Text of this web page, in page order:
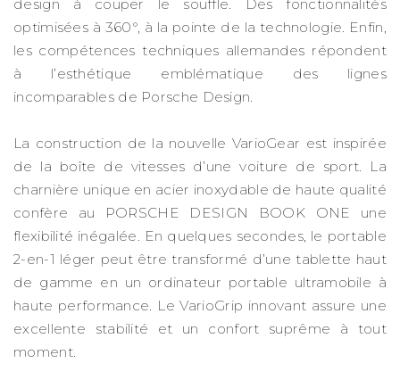
design à couper le souffle. Des fonctionnalités
optimisées à 360°, à la pointe de la technologie. Enfin,
les compétences techniques allemandes répondent
à l’esthétique emblématique des lignes
incomparables de Porsche Design.
La construction de la nouvelle VarioGear est inspirée
de la boîte de vitesses d’une voiture de sport. La
charnière unique en acier inoxydable de haute qualité
confère au PORSCHE DESIGN BOOK ONE une
flexibilité inégalée. En quelques secondes, le portable
2-en-1 léger peut être transformé d’une tablette haut
de gamme en un ordinateur portable ultramobile à
haute performance. Le VarioGrip innovant assure une
excellente stabilité et un confort suprême à tout
moment.